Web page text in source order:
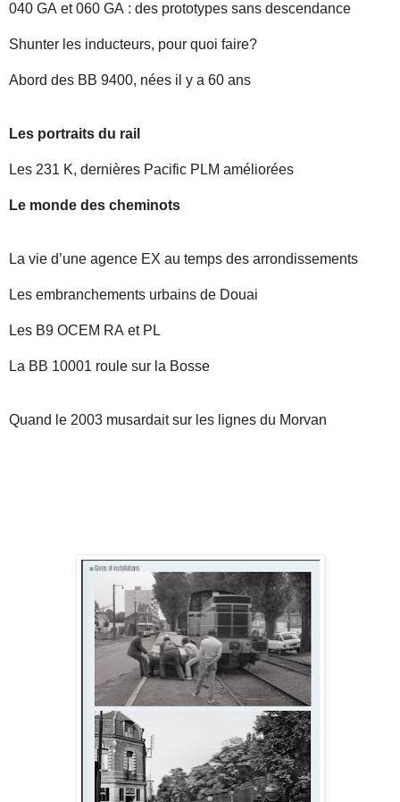
040 GA et 060 GA : des prototypes sans descendance
Shunter les inducteurs, pour quoi faire?
Abord des BB 9400, nées il y a 60 ans
Les portraits du rail
Les 231 K, dernières Pacific PLM améliorées
Le monde des cheminots
La vie d’une agence EX au temps des arrondissements
Les embranchements urbains de Douai
Les B9 OCEM RA et PL
La BB 10001 roule sur la Bosse
Quand le 2003 musardait sur les lignes du Morvan